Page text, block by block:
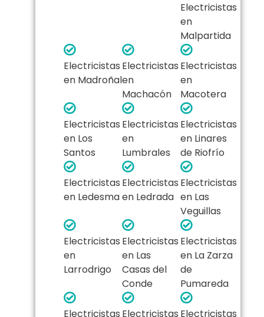
Electricistas
en
Malpartida
Electricistas
en Madroñal
Electricistas
en
Machacón
Electricistas
en
Macotera
Electricistas
en Los
Santos
Electricistas
en
Lumbrales
Electricistas
en Linares
de Riofrío
Electricistas
en Ledesma
Electricistas
en Ledrada
Electricistas
en Las
Veguillas
Electricistas
en
Larrodrigo
Electricistas
en Las
Casas del
Conde
Electricistas
en La Zarza
de
Pumareda
Electricistas Electricistas Electricistas